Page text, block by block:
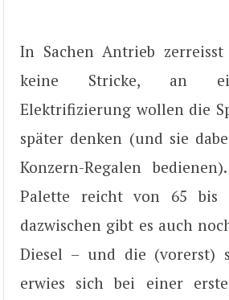
In Sachen Antrieb
keine Stricke, an
Elektrifizierung wollen die
später denken (und sie
Konzern-Regalen
Palette reicht von 65 bis
dazwischen gibt es auch
Diesel – und die (vorerst)
erwies sich bei einer